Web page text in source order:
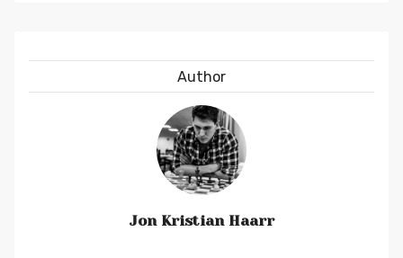
Author
Jon Kristian Haarr